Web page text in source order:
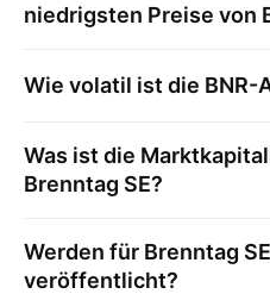
niedrigsten Preise von
Wie volatil ist die BNR-
Was ist die
Brenntag SE?
Werden für Brenntag SE
veröffentlicht?